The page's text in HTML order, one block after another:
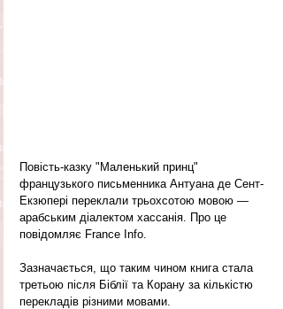
Повість-казку "Маленький принц"
французького письменника Антуана де Сент-
Екзюпері переклали трьохсотою мовою —
арабським діалектом хассанія. Про це
повідомляє France Info.
Зазначається, що таким чином книга стала
третьою після Біблії та Корану за кількістю
перекладів різними мовами.